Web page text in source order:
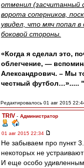
отменил (засчитанный
ворота соперников,
увидел, что мяч попал в
боковой стороны.
«Когда я сделал это,
облегчение, —
Александрович. – Мы
честный футбол…»..... "
Редактировалось 01 авг 2015
TRIV - Администратор
01 авг 2015 22:34
Не забываем про пункт
некоторых не
И еще особо